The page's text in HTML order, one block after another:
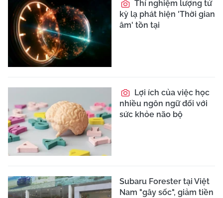
Thí nghiệm lượng tử
kỳ lạ phát hiện 'Thời gian
âm' tồn tại
Lợi ích của việc học
nhiều ngôn ngữ đối với
sức khỏe não bộ
Subaru Forester tại Việt
Nam "gây sốc", giảm tiền